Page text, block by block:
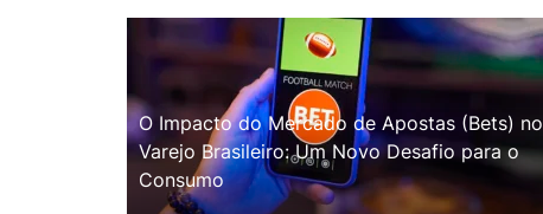
O Impacto do Mercado de Apostas (Bets) no
Varejo Brasileiro: Um Novo Desafio para o
Consumo